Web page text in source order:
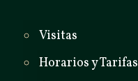
Visitas
Horarios y Tarifas